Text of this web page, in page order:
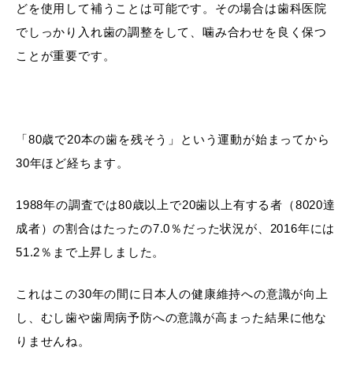
どを使用して補うことは可能です。その場合は歯科医院
でしっかり入れ歯の調整をして、噛み合わせを良く保つ
ことが重要です。
「80歳で20本の歯を残そう」という運動が始まってから
30年ほど経ちます。
1988年の調査では80歳以上で20歯以上有する者（8020達
成者）の割合はたったの7.0％だった状況が、2016年には
51.2％まで上昇しました。
これはこの30年の間に日本人の健康維持への意識が向上
し、むし歯や歯周病予防への意識が高まった結果に他な
りませんね。